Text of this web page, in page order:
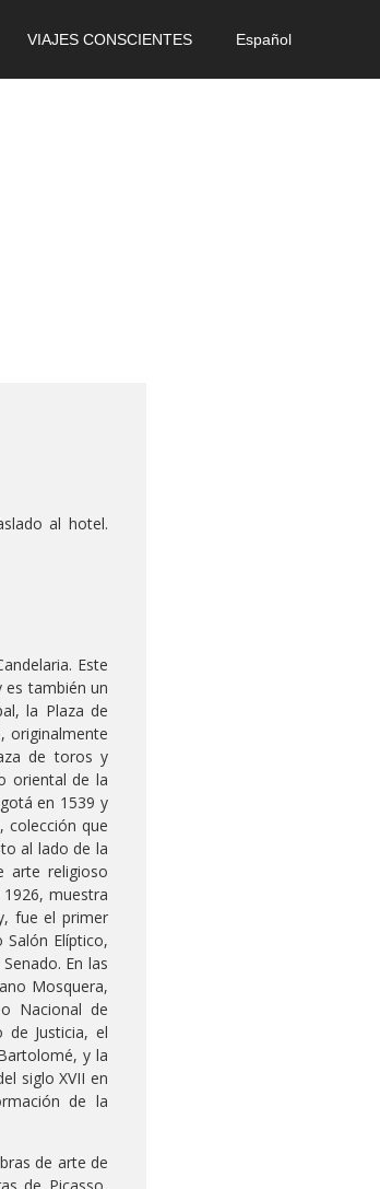
VIAJES CONSCIENTES Español
al hotel.
Este
también un
la Plaza de
originalmente
de toros y
oriental de la
en 1539 y
colección que
al lado de la
arte religioso
muestra
fue el primer
Elíptico,
En las
Mosquera,
Nacional de
Justicia, el
y la
siglo XVII en
de la
de arte de